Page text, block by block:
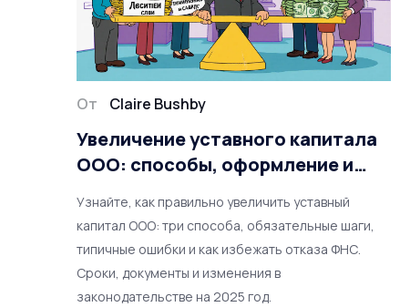
От Claire Bushby
Увеличение уставного капитала
ООО: способы, оформление и
к отказу
Узнайте, как правильно увеличить уставный
капитал ООО: три способа, обязательные шаги,
типичные ошибки и как избежать отказа ФНС.
Сроки, документы и изменения в
законодательстве на 2025 год.